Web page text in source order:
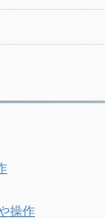
操作